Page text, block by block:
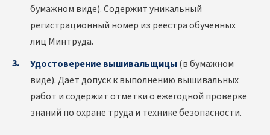
бумажном виде). Содержит уникальный
регистрационный номер из реестра обученных
лиц Минтруда.
Удостоверение вышивальщицы (в бумажном
виде). Даёт допуск к выполнению вышивальных
работ и содержит отметки о ежегодной проверке
знаний по охране труда и технике безопасности.